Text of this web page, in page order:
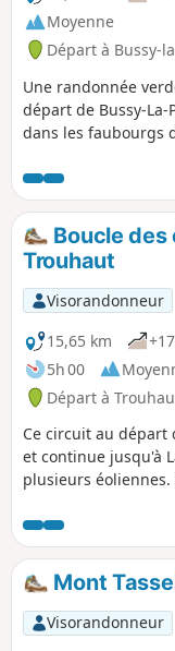
Moyenne
Départ à Bussy-
Une randonnée
départ de Bussy-
dans les faubourgs
anciennes
Boucle des
Trouhaut
Visorandonneur
15,65 km
5h 00
Départ à
Ce circuit au départ
et continue jusqu'à
plusieurs
redescendre sur
faire le circuit des
exemple en
Mont
Visorandonneur